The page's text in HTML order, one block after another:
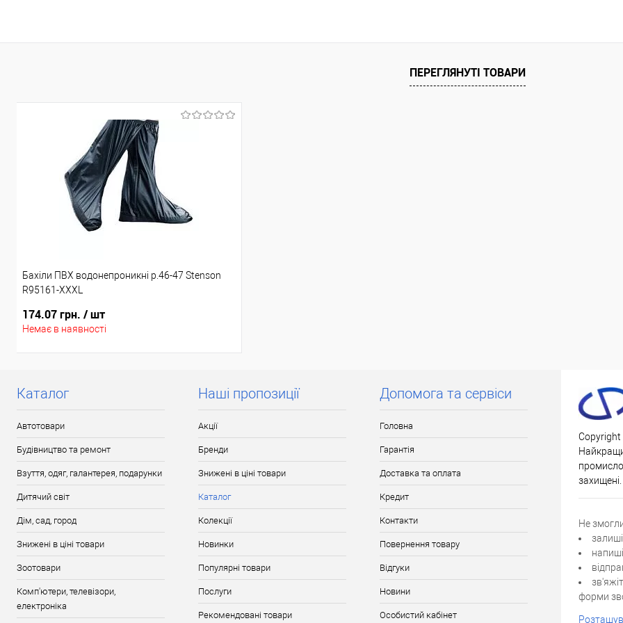
Ціну знижено на 10%!
Доставка/Оплата
Відправка тільки Новою поштою протягом 2-5 днів
після повної передоплати (упаковку оплачує
ПЕРЕГЛЯНУТІ ТОВАРИ
Бахіли ПВХ водонепроникні р.46-47 Stenson
R95161-XXXL
174.07 грн. / шт
Немає в наявності
Каталог
Автотовари
Будівництво та ремонт
Взуття, одяг, галантерея, подарунки
Дитячий світ
Дім, сад, город
Знижені в ціні товари
Зоотовари
Комп'ютери, телевізори,
електроніка
Наші пропозиції
Акції
Бренди
Знижені в ціні товари
Каталог
Колекції
Новинки
Популярні товари
Послуги
Рекомендовані товари
Допомога та сервіси
Головна
Гарантія
Доставка та оплата
Кредит
Контакти
Повернення товару
Відгуки
Новини
Особистий кабінет
Copyright
захищені.
Не
форми